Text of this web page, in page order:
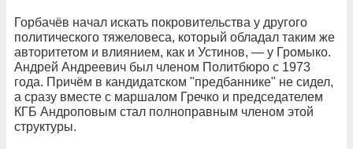
Горбачёв начал искать покровительства у другого
политического тяжеловеса, который обладал таким же
авторитетом и влиянием, как и Устинов, — у Громыко.
Андрей Андреевич был членом Политбюро с 1973
года. Причём в кандидатском "предбаннике" не сидел,
а сразу вместе с маршалом Гречко и председателем
КГБ Андроповым стал полноправным членом этой
структуры.